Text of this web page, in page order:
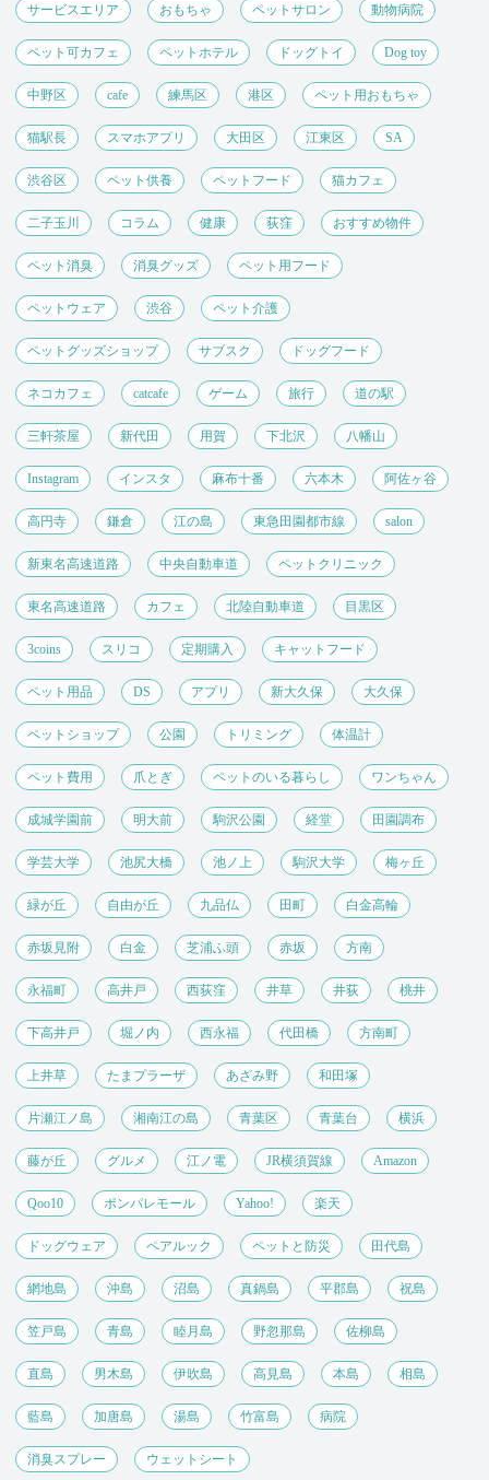
サービスエリア おもちゃ ペットサロン 動物病院
ペット可カフェ ペットホテル ドッグトイ Dog toy
中野区 cafe 練馬区 港区 ペット用おもちゃ
猫駅長 スマホアプリ 大田区 江東区 SA
渋谷区 ペット供養 ペットフード 猫カフェ
二子玉川 コラム 健康 荻窪 おすすめ物件
ペット消臭 消臭グッズ ペット用フード
ペットウェア 渋谷 ペット介護
ペットグッズショップ サブスク ドッグフード
ネコカフェ catcafe ゲーム 旅行 道の駅
三軒茶屋 新代田 用賀 下北沢 八幡山
Instagram インスタ 麻布十番 六本木 阿佐ヶ谷
高円寺 鎌倉 江の島 東急田園都市線 salon
新東名高速道路 中央自動車道 ペットクリニック
東名高速道路 カフェ 北陸自動車道 目黒区
3coins スリコ 定期購入 キャットフード
ペット用品 DS アプリ 新大久保 大久保
ペットショップ 公園 トリミング 体温計
ペット費用 爪とぎ ペットのいる暮らし ワンちゃん
成城学園前 明大前 駒沢公園 経堂 田園調布
学芸大学 池尻大橋 池ノ上 駒沢大学 梅ヶ丘
緑が丘 自由が丘 九品仏 田町 白金高輪
赤坂見附 白金 芝浦ふ頭 赤坂 方南
永福町 高井戸 西荻窪 井草 井荻 桃井
下高井戸 堀ノ内 西永福 代田橋 方南町
上井草 たまプラーザ あざみ野 和田塚
片瀬江ノ島 湘南江の島 青葉区 青葉台 横浜
藤が丘 グルメ 江ノ電 JR横須賀線 Amazon
Qoo10 ポンパレモール Yahoo! 楽天
ドッグウェア ペアルック ペットと防災 田代島
網地島 沖島 沼島 真鍋島 平郡島 祝島
笠戸島 青島 睦月島 野忽那島 佐柳島
直島 男木島 伊吹島 高見島 本島 相島
藍島 加唐島 湯島 竹富島 病院
消臭スプレー ウェットシート